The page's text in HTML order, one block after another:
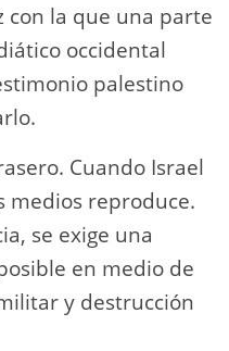
la que una parte
occidental
palestino
Cuando Israel
medios reproduce.
se exige una
en medio de
y destrucción